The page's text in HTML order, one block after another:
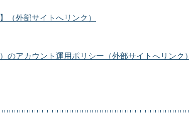
（外部サイトへリンク）
アカウント運用ポリシー（外部サイトへリンク）